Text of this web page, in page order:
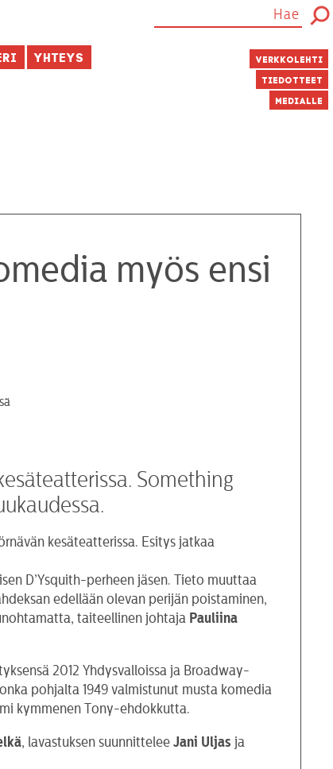
Yhteys Verkkolehti
Tiedotteet
Medialle
myös ensi
Something
kesäteatterissa. Esitys jatkaa
D’Ysquith-perheen jäsen. Tieto muuttaa
edellään olevan perijän poistaminen,
taiteellinen johtaja Pauliina
2012 Yhdysvalloissa ja Broadway-
pohjalta 1949 valmistunut musta komedia
kymmenen Tony-ehdokkutta.
, lavastuksen suunnitteleeJani Uljas ja